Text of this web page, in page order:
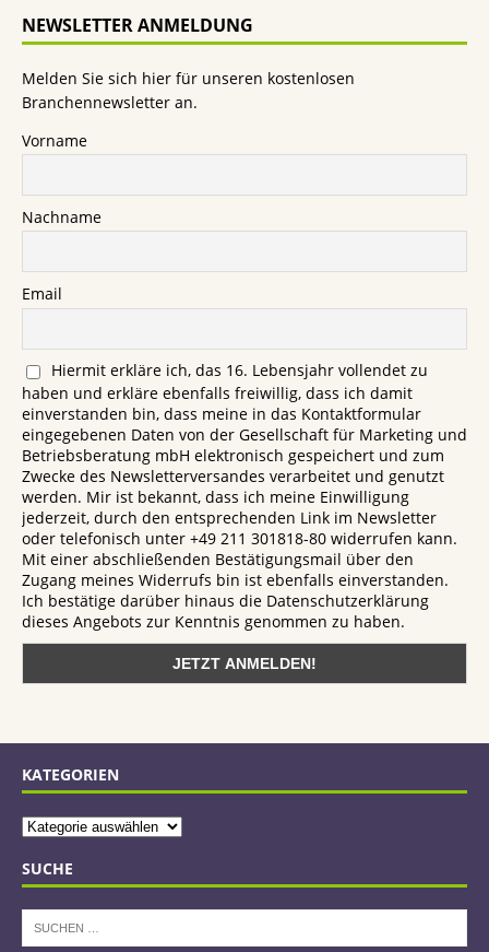
NEWSLETTER ANMELDUNG
Melden Sie sich hier für unseren kostenlosen
Branchennewsletter an.
Vorname
Nachname
Email
Hiermit erkläre ich, das 16. Lebensjahr vollendet zu
haben und erkläre ebenfalls freiwillig, dass ich damit
einverstanden bin, dass meine in das Kontaktformular
eingegebenen Daten von der Gesellschaft für Marketing und
Betriebsberatung mbH elektronisch gespeichert und zum
Zwecke des Newsletterversandes verarbeitet und genutzt
werden. Mir ist bekannt, dass ich meine Einwilligung
jederzeit, durch den entsprechenden Link im Newsletter
oder telefonisch unter +49 211 301818-80 widerrufen kann.
Mit einer abschließenden Bestätigungsmail über den
Zugang meines Widerrufs bin ist ebenfalls einverstanden.
Ich bestätige darüber hinaus die Datenschutzerklärung
dieses Angebots zur Kenntnis genommen zu haben.
KATEGORIEN
SUCHE